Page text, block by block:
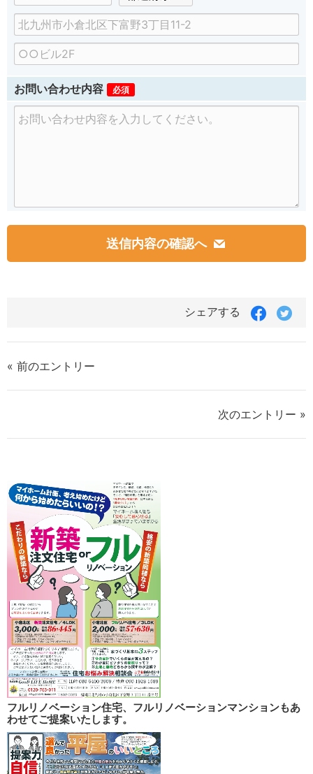
便
番
号
道
府
県
市
区
町
、
番
地
建
物
名
お問い合わせ内容 必須
シェアする
る
る
« 前のエントリー
次のエントリー »
フルリノベーション住宅、フルリノベーションマンションもあ
わせてご提案いたします。